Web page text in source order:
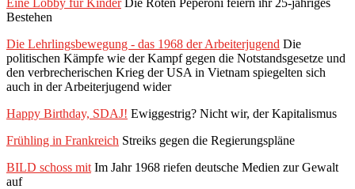
Bestehen
Die Lehrlingsbewegung - das 1968 der Arbeiterjugend Die
politischen Kämpfe wie der Kampf gegen die Notstandsgesetze und
den verbrecherischen Krieg der USA in Vietnam spiegelten sich
auch in der Arbeiterjugend wider
Happy Birthday, SDAJ! Ewiggestrig? Nicht wir, der Kapitalismus
Frühling in Frankreich Streiks gegen die Regierungspläne
BILD schoss mit Im Jahr 1968 riefen deutsche Medien zur Gewalt
auf